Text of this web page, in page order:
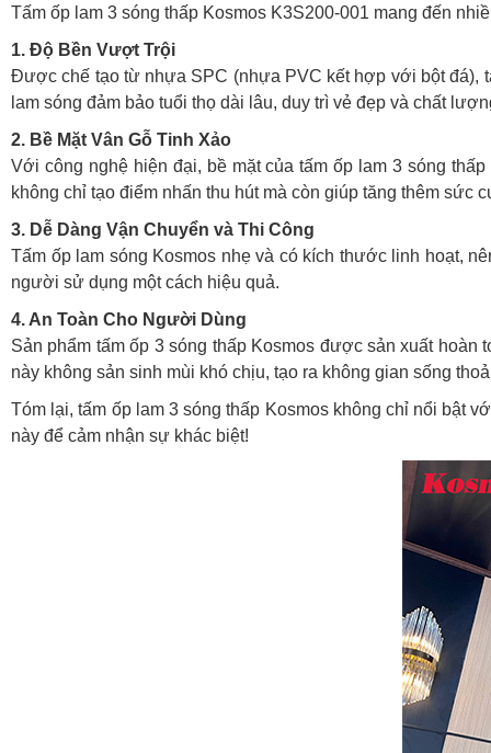
Tấm ốp lam 3 sóng thấp Kosmos K3S200-001 mang đến
1. Độ Bền Vượt Trội
Được chế tạo từ nhựa SPC (nhựa PVC kết hợp với bột đá),
lam sóng đảm bảo tuổi thọ dài lâu, duy trì vẻ đẹp và chất
2. Bề Mặt Vân Gỗ Tinh Xảo
Với công nghệ hiện đại, bề mặt của tấm ốp lam 3 sóng
không chỉ tạo điểm nhấn thu hút mà còn giúp tăng thêm sức
3. Dễ Dàng Vận Chuyển và Thi Công
Tấm ốp lam sóng Kosmos nhẹ và có kích thước linh hoạt,
người sử dụng một cách hiệu quả.
4. An Toàn Cho Người Dùng
Sản phẩm tấm ốp 3 sóng thấp Kosmos được sản xuất
này không sản sinh mùi khó chịu, tạo ra không gian sống
Tóm lại, tấm ốp lam 3 sóng thấp Kosmos không chỉ nổi bật
này để cảm nhận sự khác biệt!